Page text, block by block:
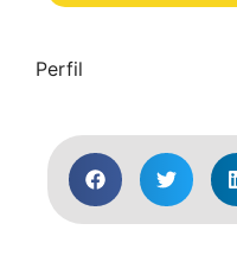
Perfil